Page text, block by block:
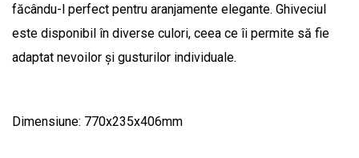
făcându-l perfect pentru aranjamente elegante. Ghiveciul
este disponibil în diverse culori, ceea ce îi permite să fie
adaptat nevoilor și gusturilor individuale.
Dimensiune: 770x235x406mm